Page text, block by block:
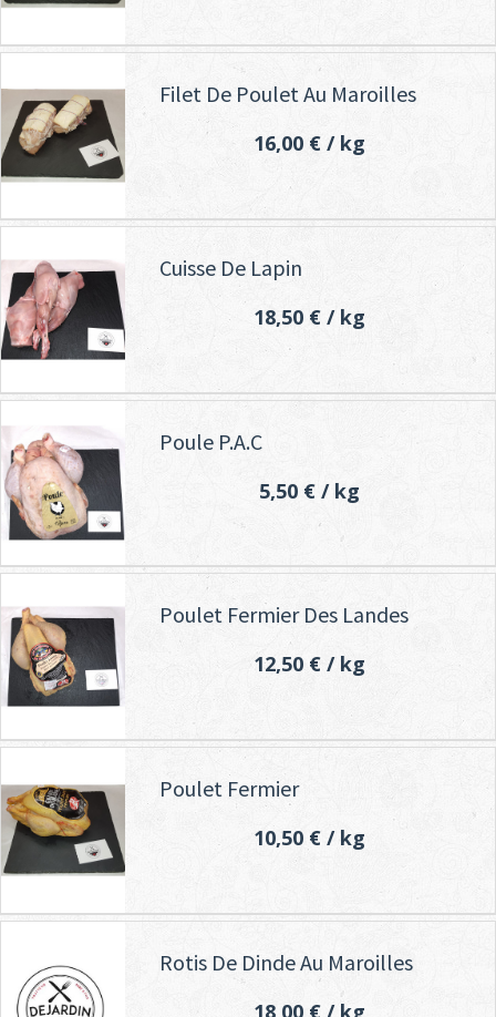
Filet De Poulet Au Maroilles
16,00 € / kg
Cuisse De Lapin
18,50 € / kg
Poule P.A.C
5,50 € / kg
Poulet Fermier Des Landes
12,50 € / kg
Poulet Fermier
10,50 € / kg
Rotis De Dinde Au Maroilles
18,00 € / kg